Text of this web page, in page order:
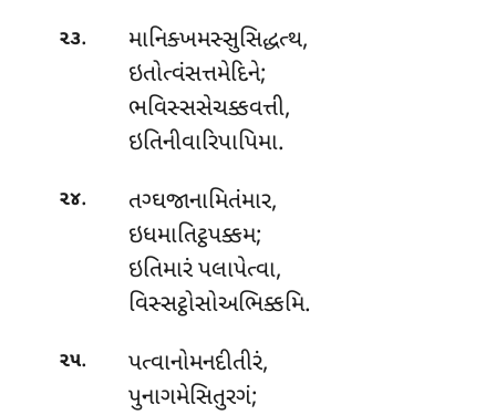
૨૩.
માનિક્ખમસ્સુસિદ્ધત્થ,
ઇતોત્વંસત્તમેદિને;
ભવિસ્સસેચક્કવત્તી,
ઇતિનીવારિપાપિમા.
૨૪.
તગ્ઘજાનામિતંમાર,
ઇધમાતિટ્ઠપક્કમ;
ઇતિમારં પલાપેત્વા,
વિસ્સટ્ઠોસોઅભિક્કમિ.
૨૫. પત્વાનોમનદીતીરં,
પુનાગમેસિતુરગં;